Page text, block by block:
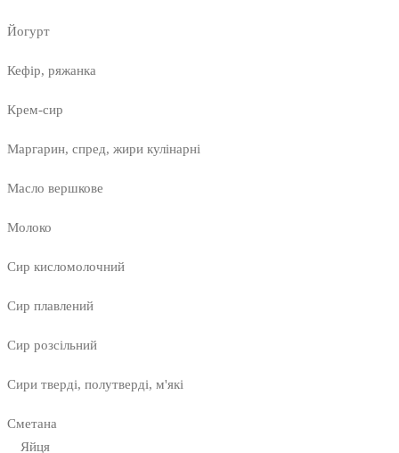
Йогурт
Кефір, ряжанка
Крем-сир
Маргарин, спред, жири кулінарні
Масло вершкове
Молоко
Сир кисломолочний
Сир плавлений
Сир розсільний
Сири тверді, полутверді, м'які
Сметана
Яйця